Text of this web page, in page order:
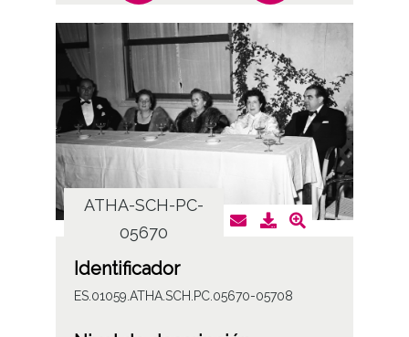
ATHA-SCH-PC-
05670
Identificador
ES.01059.ATHA.SCH.PC.05670-05708